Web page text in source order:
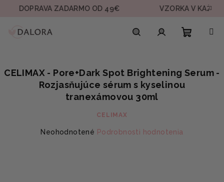
Prejsť
ZADARMO OD 49€ VZORKA V KAŽDEJ
košík
CELIMAX - Pore+Dark Spot Brightening Serum -
Rozjasňujúce sérum s kyselinou
tranexámovou 30ml
CELIMAX
Priemerné
Neohodnotené Podrobnosti hodnotenia